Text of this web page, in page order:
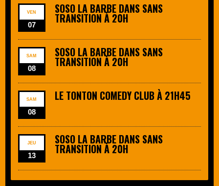
VEN
07
SOSO LA BARBE DANS SANS
TRANSITION À 20H
SAM
08
SOSO LA BARBE DANS SANS
TRANSITION À 20H
SAM
08
LE TONTON COMEDY CLUB À 21H45
JEU
13
SOSO LA BARBE DANS SANS
TRANSITION À 20H